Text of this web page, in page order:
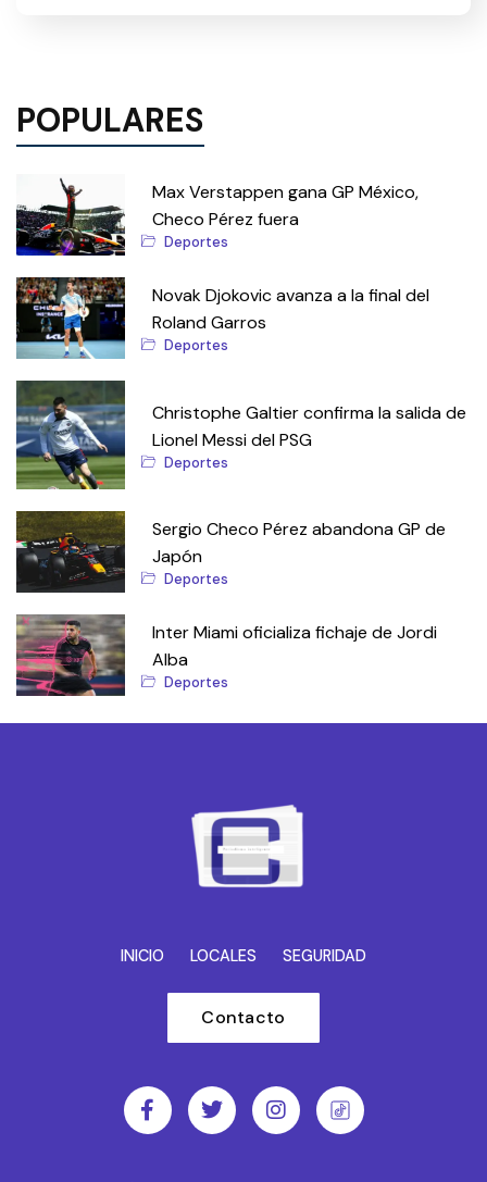
POPULARES
Max Verstappen gana GP México,
Checo Pérez fuera
Deportes
Novak Djokovic avanza a la final del
Roland Garros
Deportes
Christophe Galtier confirma la salida de
Lionel Messi del PSG
Deportes
Sergio Checo Pérez abandona GP de
Japón
Deportes
Inter Miami oficializa fichaje de Jordi
Alba
Deportes
INICIO LOCALES SEGURIDAD
Contacto